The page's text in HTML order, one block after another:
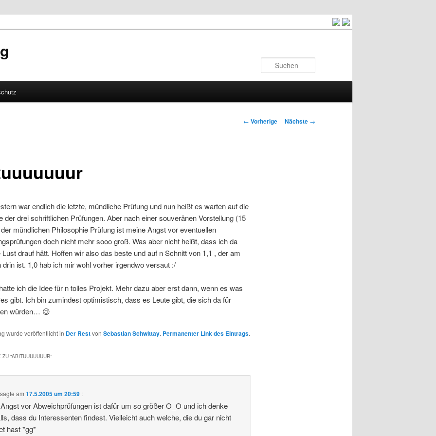
Artikelnavigation
← Vorherige Nächste →
war endlich die letzte, mündliche Prüfung und nun heißt es warten auf die
der drei schriftlichen Prüfungen. Aber nach einer souveränen Vorstellung (15
mündlichen Philosophie Prüfung ist meine Angst vor eventuellen
doch nicht mehr sooo groß. Was aber nicht heißt, dass ich da
Lust drauf hätt. Hoffen wir also das beste und auf n Schnitt von 1,1 , der am
drin ist. 1,0 hab ich mir wohl vorher irgendwo versaut :/
ich die Idee für n tolles Projekt. Mehr dazu aber erst dann, wenn es was
gibt. Ich bin zumindest optimistisch, dass es Leute gibt, die sich da für
würden… 😉
wurde veröffentlicht in Der Restvon Sebastian Schwittay. Permanenter Link des Eintrags.
ZU “ABITUUUUUUUR”
sagte am17.5.2005 um 20:59 :
vor Abweichprüfungen ist dafür um so größer O_O und ich denke
dass du Interessenten findest. Vielleicht auch welche, die du gar nicht
hast *gg*